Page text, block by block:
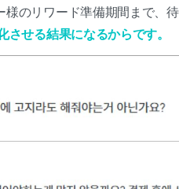
のリワード準備期間まで、
せる結果になるからです。